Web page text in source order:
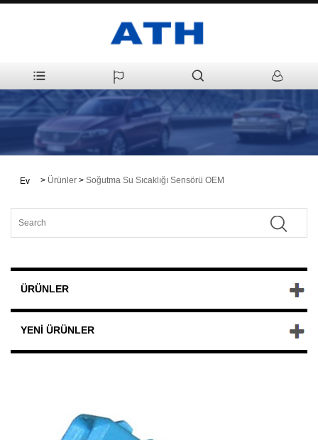
Ev > Ürünler > Soğutma Su Sıcaklığı Sensörü OEM
ÜRÜNLER
YENI ÜRÜNLER